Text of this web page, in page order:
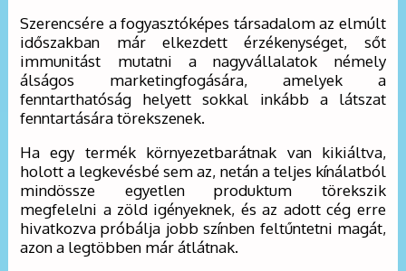
Szerencsére a fogyasztóképes társadalom az elmúlt
időszakban már elkezdett érzékenységet, sőt
immunitást mutatni a nagyvállalatok némely
álságos marketingfogására, amelyek a
fenntarthatóság helyett sokkal inkább a látszat
fenntartására törekszenek.
Ha egy termék környezetbarátnak van kikiáltva,
holott a legkevésbé sem az, netán a teljes kínálatból
mindössze egyetlen produktum törekszik
megfelelni a zöld igényeknek, és az adott cég erre
hivatkozva próbálja jobb színben feltűntetni magát,
azon a legtöbben már átlátnak.